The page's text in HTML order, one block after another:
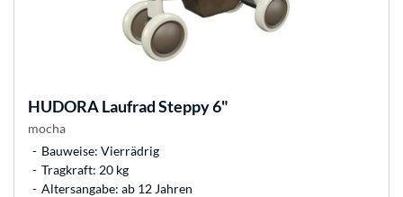
HUDORALaufrad Steppy 6"
mocha
Bauweise: Vierrädrig
Tragkraft: 20 kg
Altersangabe: ab 12 Jahren